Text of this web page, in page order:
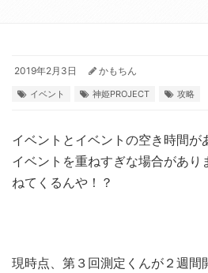
2019年2月3日 かもちん
イベント 神姫PROJECT 攻略
イベントとイベントの空き時間が
イベントを重ねすぎな場合があり
ねてくるんや！？
現時点、第３回測定くんが２週間